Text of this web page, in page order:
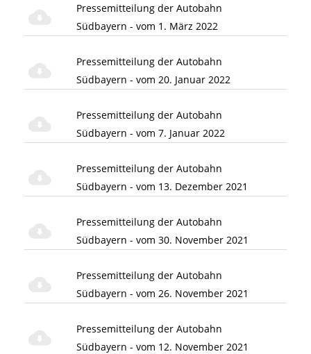
Pressemitteilung der Autobahn
Südbayern - vom 1. März 2022
Pressemitteilung der Autobahn
Südbayern - vom 20. Januar 2022
Pressemitteilung der Autobahn
Südbayern - vom 7. Januar 2022
Pressemitteilung der Autobahn
Südbayern - vom 13. Dezember 2021
Pressemitteilung der Autobahn
Südbayern - vom 30. November 2021
Pressemitteilung der Autobahn
Südbayern - vom 26. November 2021
Pressemitteilung der Autobahn
Südbayern - vom 12. November 2021